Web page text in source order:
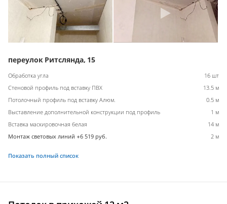
переулок Ритслянда, 15
Обработка угла
16 шт
Стеновой профиль под вставку ПВХ
13.5 м
Потолочный профиль под вставку Алюм.
0.5 м
Выставление дополнительной конструкции под профиль
1 м
Вставка маскировочная белая
14 м
Монтаж световых линий +6 519 руб.
2 м
Показать полный список